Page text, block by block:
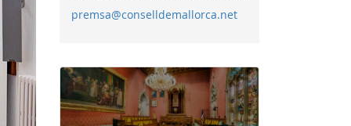
premsa@conselldemallorca.net